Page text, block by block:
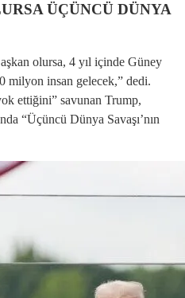
ÜÇÜNCÜ DÜNYA
olursa, 4 yıl içinde Güney
milyon insan gelecek,” dedi.
ettiğini” savunan Trump,
“Üçüncü Dünya Savaşı’nın